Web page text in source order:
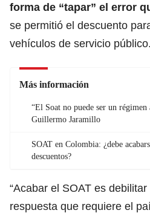
forma de “tapar” el error
se permitió el descuento
vehículos de servicio público.
Más información
“El Soat no puede ser un régimen
Guillermo Jaramillo
SOAT en Colombia: ¿debe
descuentos?
“Acabar el SOAT es
respuesta que requiere el